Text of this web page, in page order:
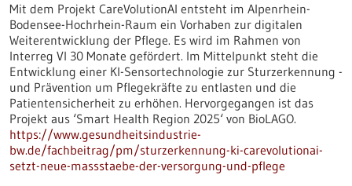
Mit dem Projekt CareVolutionAI entsteht im Alpenrhein-
Bodensee-Hochrhein-Raum ein Vorhaben zur digitalen
Weiterentwicklung der Pflege. Es wird im Rahmen von
Interreg VI 30 Monate gefördert. Im Mittelpunkt steht die
Entwicklung einer KI-Sensortechnologie zur Sturzerkennung -
und Prävention um Pflegekräfte zu entlasten und die
Patientensicherheit zu erhöhen. Hervorgegangen ist das
Projekt aus ‘Smart Health Region 2025‘ von BioLAGO.
https://www.gesundheitsindustrie-
bw.de/fachbeitrag/pm/sturzerkennung-ki-carevolutionai-
setzt-neue-massstaebe-der-versorgung-und-pflege